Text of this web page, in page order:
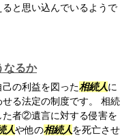
と思い込んでいるようで
なるか
の利益を図った相続人に
る法定の制度です。 相続
者②遺言に対する侵害を
人や他の相続人を死亡させ